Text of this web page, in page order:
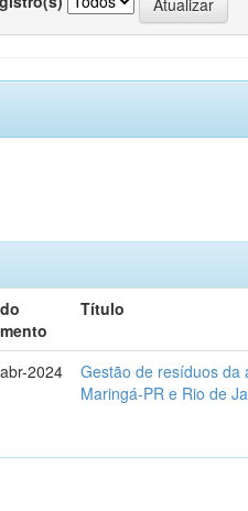
Título
2024
Gestão de resíduos da
Maringá-PR e Rio de